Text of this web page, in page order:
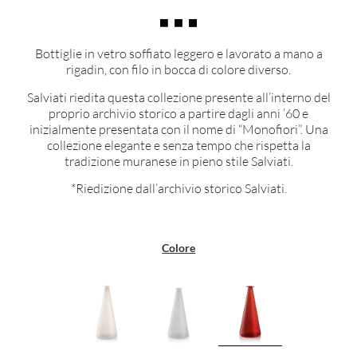
Bottiglie in vetro soffiato leggero e lavorato a mano a
rigadin, con filo in bocca di colore diverso.
Salviati riedita questa collezione presente all’interno del
proprio archivio storico a partire dagli anni ’60 e
inizialmente presentata con il nome di “Monofiori”. Una
collezione elegante e senza tempo che rispetta la
tradizione muranese in pieno stile Salviati.
*Riedizione dall’archivio storico Salviati.
Colore